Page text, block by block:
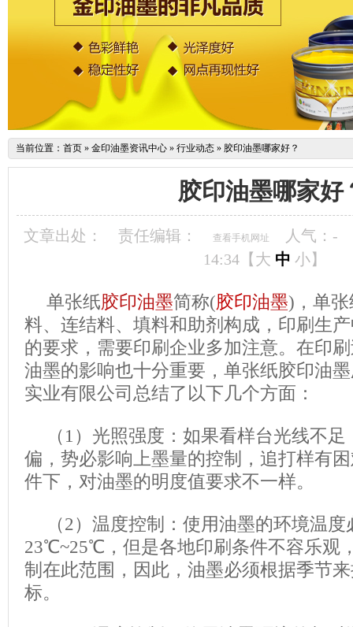
当前位置： 首页 » 金印油墨资讯中心 » 行业动态 » 胶印油墨哪家好？
胶印油墨哪家好
文章出处： 责任编辑： 查看手机网址 人气： -
14:34【 大 中 小】
单张纸胶印油墨简称(胶印油墨)，单
料、连结料、填料和助剂构成，印刷生
的要求，需要印刷企业多加注意。在印
油墨的影响也十分重要，单张纸胶印油
实业有限公司总结了以下几个方面：
（1）光照强度：如果看样台光线不
偏，势必影响上墨量的控制，追打样有
件下，对油墨的明度值要求不一样。
（2）温度控制：使用油墨的环境温
23℃~25℃，但是各地印刷条件不容乐观
制在此范围，因此，油墨必须根据季节
标。